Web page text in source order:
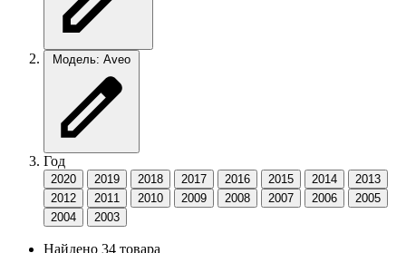
Модель: Aveo
Год
2020 2019 2018 2017 2016 2015 2014
2013
2012
2011 2010 2009 2008 2007 2006
2005
2004
2003
Найдено 34 товара